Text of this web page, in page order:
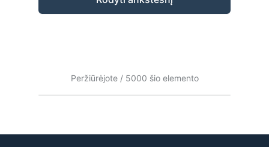
Peržiūrėjote / 5000 šio elemento